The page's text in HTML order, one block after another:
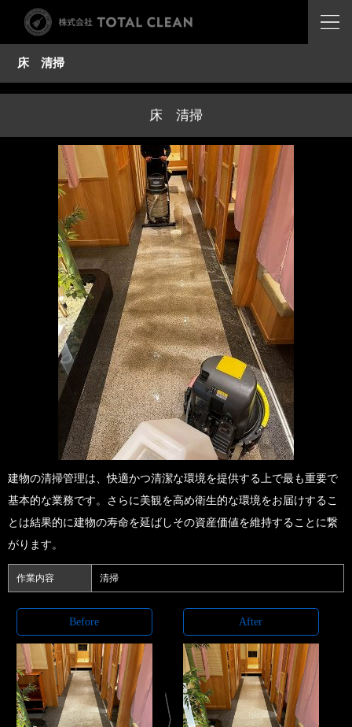
床 清掃
床 清掃
建物の清掃管理は、快適かつ清潔な環境を提供する上で最も重要で
基本的な業務です。さらに美観を高め衛生的な環境をお届けするこ
とは結果的に建物の寿命を延ばしその資産価値を維持することに繋
がります。
作業内容 清掃
Before After